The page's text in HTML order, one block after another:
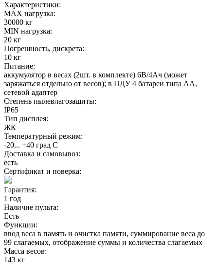
Характеристики:
MAX нагрузка:
30000 кг
MIN нагрузка:
20 кг
Погрешность, дискрета:
10 кг
Питание:
аккумулятор в весах (2шт. в комплекте) 6В/4Ач (может
заряжаться отдельно от весов); в ПДУ 4 батареи типа АА,
сетевой адаптер
Степень пылевлагозащиты:
IP65
Тип дисплея:
ЖК
Температурный режим:
-20... +40 град С
Доставка и самовывоз:
есть
Сертификат и поверка:
Гарантия:
1 год
Наличие пульта:
Есть
Функции:
ввод веса в память и очистка памяти, суммирование веса до
99 слагаемых, отображение суммы и количества слагаемых
Масса весов:
143 кг